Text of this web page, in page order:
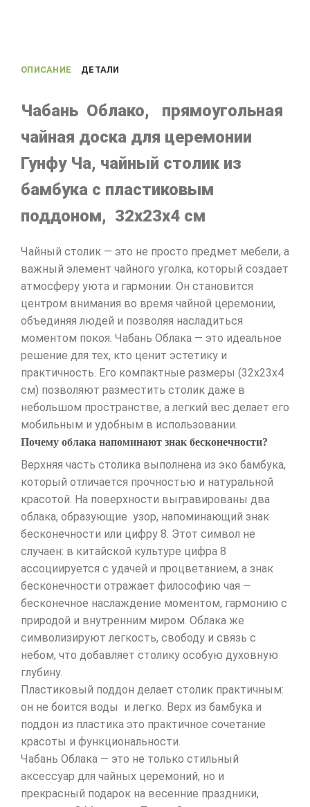
поддоном,
см
ОПИСАНИЕ ДЕТАЛИ
Чабань Облако, прямоугольная
чайная доска для церемонии
Гунфу Ча, чайный столик из
бамбука с пластиковым
поддоном, 32х23х4 см
Чайный столик — это не просто предмет мебели, а
важный элемент чайного уголка, который создает
атмосферу уюта и гармонии. Он становится
центром внимания во время чайной церемонии,
объединяя людей и позволяя насладиться
моментом покоя. Чабань Облака — это идеальное
решение для тех, кто ценит эстетику и
практичность. Его компактные размеры (32х23х4
см) позволяют разместить столик даже в
небольшом пространстве, а легкий вес делает его
мобильным и удобным в использовании.
Почему облака напоминают знак бесконечности?
Верхняя часть столика выполнена из эко бамбука,
который отличается прочностью и натуральной
красотой. На поверхности выгравированы два
облака, образующие узор, напоминающий знак
бесконечности или цифру 8. Этот символ не
случаен: в китайской культуре цифра 8
ассоциируется с удачей и процветанием, а знак
бесконечности отражает философию чая —
бесконечное наслаждение моментом, гармонию с
природой и внутренним миром. Облака же
символизируют легкость, свободу и связь с
небом, что добавляет столику особую духовную
глубину.
Пластиковый поддон делает столик практичным:
он не боится воды и легко. Верх из бамбука и
поддон из пластика это практичное сочетание
красоты и функциональности.
Чабань Облака — это не только стильный
аксессуар для чайных церемоний, но и
прекрасный подарок на весенние праздники,